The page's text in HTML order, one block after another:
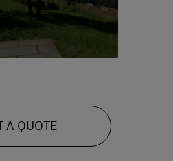
A QUOTE